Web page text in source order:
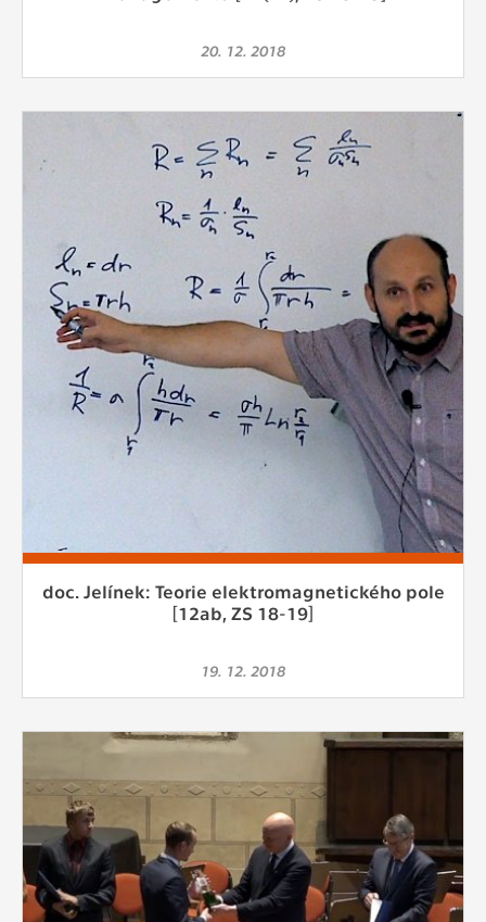
20. 12. 2018
doc. Jelínek: Teorie elektromagnetického pole
[12ab, ZS 18-19]
19. 12. 2018